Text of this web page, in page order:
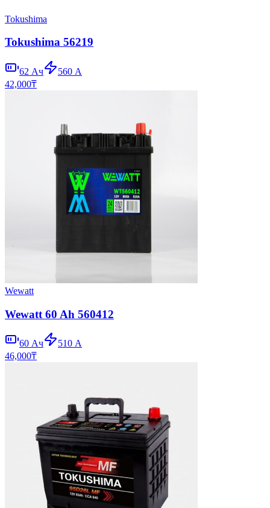
Tokushima
Tokushima 56219
62 Ач 560 А
42,000₸
Wewatt
Wewatt 60 Ah 560412
60 Ач 510 А
46,000₸